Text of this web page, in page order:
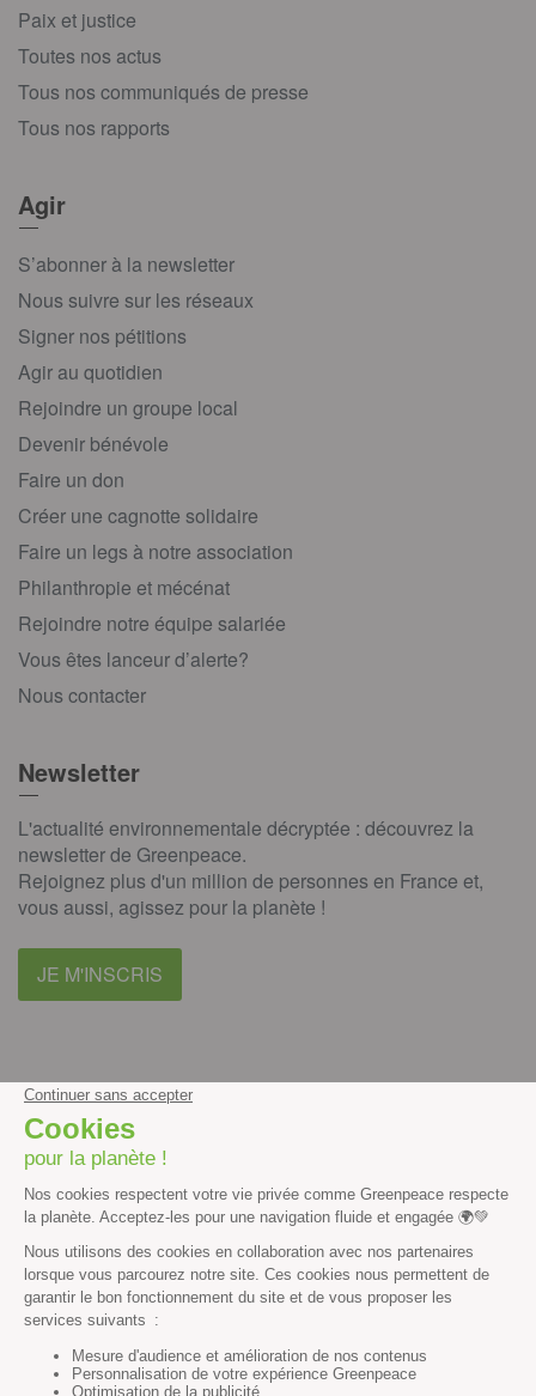
Paix et justice
Toutes nos actus
Tous nos communiqués de presse
Tous nos rapports
Agir
S’abonner à la newsletter
Nous suivre sur les réseaux
Signer nos pétitions
Agir au quotidien
Rejoindre un groupe local
Devenir bénévole
Faire un don
Créer une cagnotte solidaire
Faire un legs à notre association
Philanthropie et mécénat
Rejoindre notre équipe salariée
Vous êtes lanceur d’alerte?
Nous contacter
Newsletter
L'actualité environnementale décryptée : découvrez la
newsletter de Greenpeace.
Rejoignez plus d'un million de personnes en France et,
vous aussi, agissez pour la planète !
JE M'INSCRIS
Contenus et propriété intellectuelle
Mentions légales
Politique de confidentialité
Les autres sites de Greenpeace
dans le monde
Cliquez-ici pour modifier vos préférences en matière de cookies